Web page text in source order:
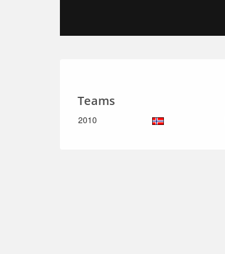
Teams
2010